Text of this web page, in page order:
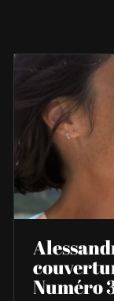
Numéro